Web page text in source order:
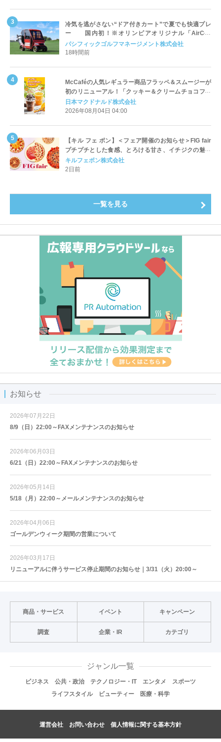
冷気を逃がさない“ドア付きカート”で夏でも快適プレ
ー 国内初！※オリンピアオリジナル「AirCon
Cart（エアコンカート）」導入 | ＰＧＭ
パシフィックゴルフマネージメント株式会社
18時間前
McCaféの人気レギュラー商品フラッペ＆スムージーが
初のリニューアル！「クッキー＆クリームチョコフラ
ッペ」「マンゴースムージー」8月5日（水）から販売
開始
日本マクドナルド株式会社
2026年08月04日 04:00
【キル フェ ボン】＜フェア開催のお知らせ＞FIG fair
プチプチとした食感、とろける甘さ、イチジクの魅力
をたっぷりと。新作を含め、イチジク尽くしの全4種が
登場8月20日（木）スタート
キルフェボン株式会社
2日前
一覧を見る
お知らせ
2026年07月22日
8/9（日）22:00～FAXメンテナンスのお知らせ
2026年06月03日
6/21（日）22:00～FAXメンテナンスのお知らせ
2026年05月14日
5/18（月）22:00～メールメンテナンスのお知らせ
2026年04月06日
ゴールデンウィーク期間の営業について
2026年03月17日
リニューアルに伴うサービス停止期間のお知らせ｜3/31（火）20:00～
商品・サービス イベント キャンペーン
調査 企業・IR カテゴリ
ジャンル一覧
ビジネス 公共・政治 テクノロジー・IT エンタメ
スポーツ
ライフスタイル
ビューティー 医療・科学
運営会社 お問い合わせ 個人情報に関する基本方針